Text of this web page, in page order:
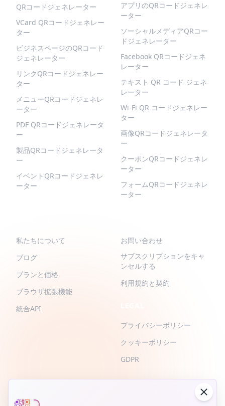
QRコードジェネレーター
VCard QRコードジェネレー
ター
ビジネスページのQRコード
ジェネレーター
リンクQRコードジェネレー
ター
メニューQRコードジェネレ
ーター
PDF QRコードジェネレータ
ー
製品QRコードジェネレータ
ー
イベントQRコードジェネレ
ーター
アプリのQRコードジェネレ
ーター
ソーシャルメディアQRコー
ドジェネレーター
Facebook QRコードジェネ
レーター
テキスト QR コード ジェネ
レーター
Wi-Fi QR コードジェネレー
ター
画像QRコードジェネレータ
ー
クーポンQRコードジェネレ
ーター
フォームQRコードジェネレ
ーター
私たちについて
ブログ
プランと価格
ブラウザ拡張機能
統合API
お問い合わせ
サブスクリプションをキャ
ンセルする
利用規約と契約
プライバシーポリシー
クッキーポリシー
GDPR